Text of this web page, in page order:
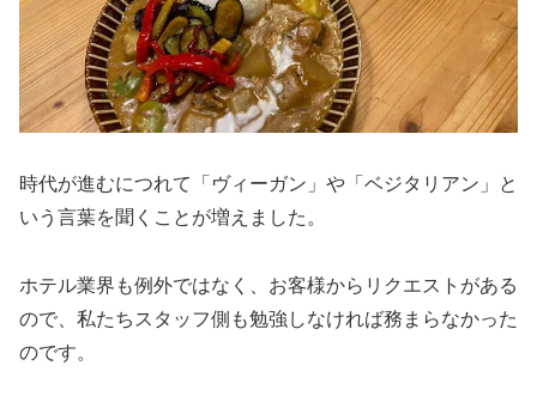
時代が進むにつれて「ヴィーガン」や「ベジタリアン」と
いう言葉を聞くことが増えました。
ホテル業界も例外ではなく、お客様からリクエストがある
ので、私たちスタッフ側も勉強しなければ務まらなかった
のです。